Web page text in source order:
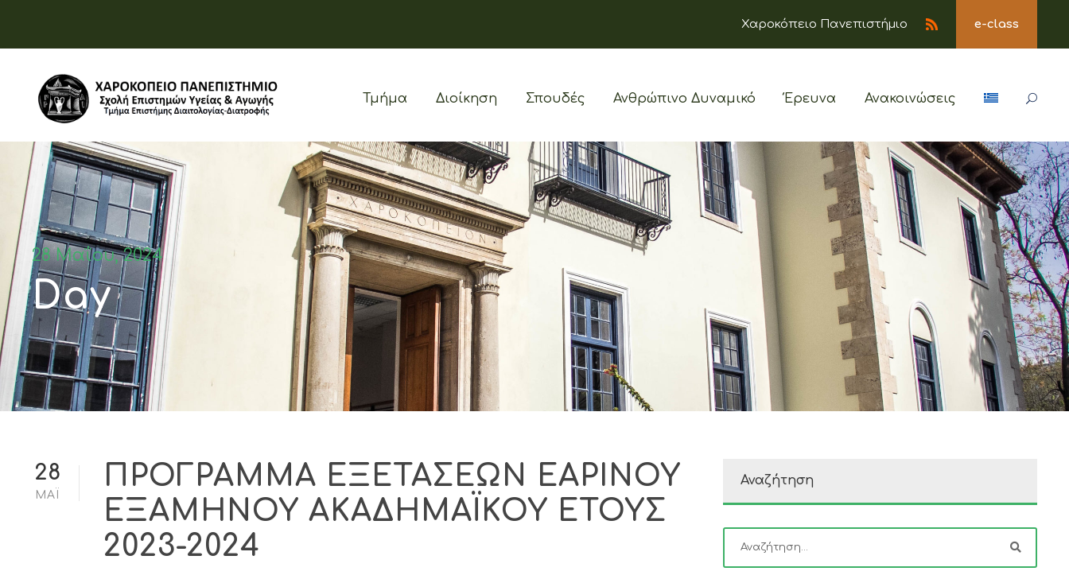
Χαροκόπειο Πανεπιστήμιο e-class
Τμήμα Διοίκηση Σπουδές Ανθρώπινο Δυναμικό Έρευνα Ανακοινώσεις
28 Μαΐου, 2024
Day
28
ΜΆΙ
ΠΡΟΓΡΑΜΜΑ ΕΞΕΤΑΣΕΩΝ ΕΑΡΙΝΟΥ
ΕΞΑΜΗΝΟΥ ΑΚΑΔΗΜΑΪΚΟΥ ΕΤΟΥΣ
2023-2024
Αναζήτηση